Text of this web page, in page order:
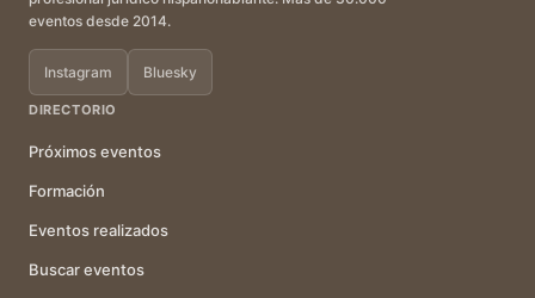
eventos desde 2014.
Instagram Bluesky
DIRECTORIO
Próximos eventos
Formación
Eventos realizados
Buscar eventos